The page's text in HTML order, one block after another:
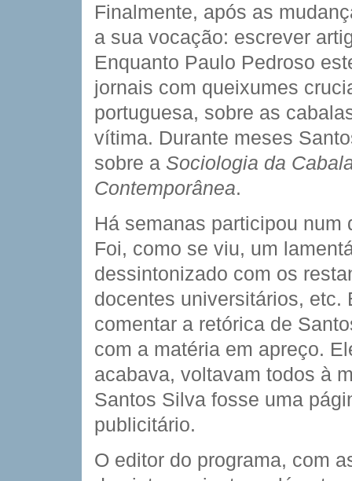
Finalmente, após as
a sua vocação: escrever
Enquanto Paulo Pedroso
jornais com queixumes
portuguesa, sobre as
vítima. Durante meses
sobre a Sociologia da
Contemporânea.
Há semanas participou
Foi, como se viu, um
dessintonizado com os
docentes universitários, etc.
comentar a retórica de
com a matéria em apreço.
acabava, voltavam todos à
Santos Silva fosse uma
publicitário.
O editor do programa, com